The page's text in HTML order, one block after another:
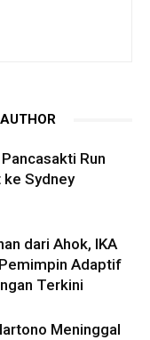
Run
Sydney
dari Ahok, IKA
Adaptif
Terkini
Meninggal